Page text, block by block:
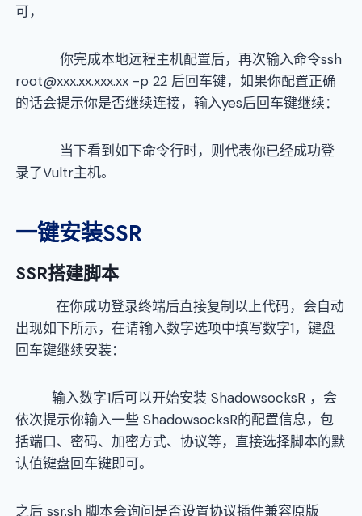
可，
你完成本地远程主机配置后，再次输入命令ssh
root@xxx.xx.xxx.xx -p 22 后回车键，如果你配置正确
的话会提示你是否继续连接，输入yes后回车键继续：
当下看到如下命令行时，则代表你已经成功登
录了Vultr主机。
一键安装SSR
SSR搭建脚本
在你成功登录终端后直接复制以上代码，会自动
出现如下所示，在请输入数字选项中填写数字1，键盘
回车键继续安装：
输入数字1后可以开始安装 ShadowsocksR ，会
依次提示你输入一些 ShadowsocksR的配置信息，包
括端口、密码、加密方式、协议等，直接选择脚本的默
认值键盘回车键即可。
之后 ssr.sh 脚本会询问是否设置协议插件兼容原版